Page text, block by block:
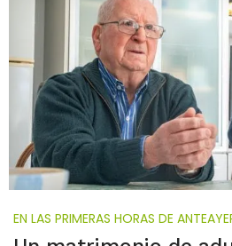
EN LAS PRIMERAS HORAS DE